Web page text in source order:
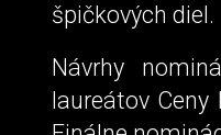
špičkových diel.
Návrhy
laureátov